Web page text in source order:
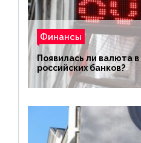
Финансы
Появилась ли валюта
российских банков?